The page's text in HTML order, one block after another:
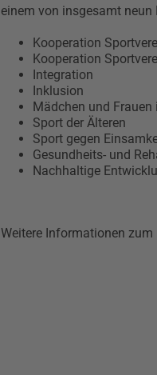
einem von insgesamt
Kooperation
Kooperation
Integration
Inklusion
Mädchen und
Sport der Älteren
Sport gegen
Gesundheits- und
Nachhaltige
Weitere Informationen